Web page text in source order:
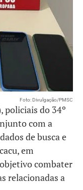
Foto: Divulgação/PMSC
policiais do 34º
com a
de busca e
em
combater
relacionadas a